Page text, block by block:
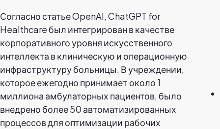
Согласно статье OpenAI, ChatGPT for
Healthcare был интегрирован в качестве
корпоративного уровня искусственного
интеллекта в клиническую и операционную
инфраструктуру больницы. В учреждении,
которое ежегодно принимает около 1
миллиона амбулаторных пациентов, было
внедрено более 50 автоматизированных
процессов для оптимизации рабочих